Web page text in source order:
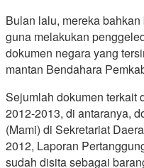
Bulan lalu, mereka
guna melakukan
dokumen negara yang
mantan Bendahara
Sejumlah dokumen terkait
2012-2013, di antaranya,
(Mami) di Sekretariat
2012, Laporan
sudah disita sebagai